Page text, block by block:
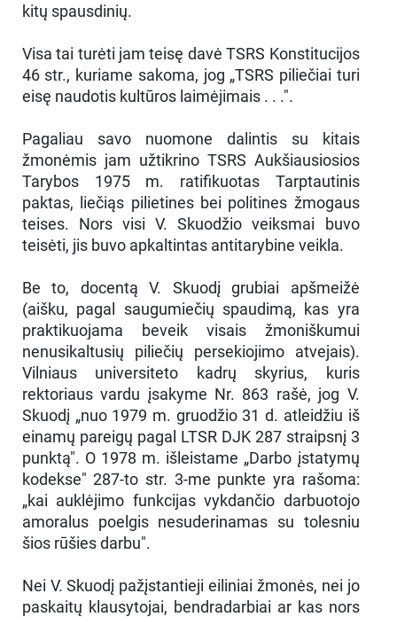
kitų spausdinių.
Visa tai turėti jam teisę davė TSRS Konstitucijos
46 str., kuriame sakoma, jog „TSRS piliečiai turi
eisę naudotis kultūros laimėjimais . . .".
Pagaliau savo nuomone dalintis su kitais
žmonėmis jam užtikrino TSRS Aukšiausiosios
Tarybos 1975 m. ratifikuotas Tarptautinis
paktas, liečiąs pilietines bei politines žmogaus
teises. Nors visi V. Skuodžio veiksmai buvo
teisėti, jis buvo apkaltintas antitarybine veikla.
Be to, docentą V. Skuodį grubiai apšmeižė
(aišku, pagal saugumiečių spaudimą, kas yra
praktikuojama beveik visais žmoniškumui
nenusikaltusių piliečių persekiojimo atvejais).
Vilniaus universiteto kadrų skyrius, kuris
rektoriaus vardu įsakyme Nr. 863 rašė, jog V.
Skuodį „nuo 1979 m. gruodžio 31 d. atleidžiu iš
einamų pareigų pagal LTSR DJK 287 straipsnį 3
punktą". O 1978 m. išleistame „Darbo įstatymų
kodekse" 287-to str. 3-me punkte yra rašoma:
„kai auklėjimo funkcijas vykdančio darbuotojo
amoralus poelgis nesuderinamas su tolesniu
šios rūšies darbu".
Nei V. Skuodį pažįstantieji eiliniai žmonės, nei jo
paskaitų klausytojai, bendradarbiai ar kas nors